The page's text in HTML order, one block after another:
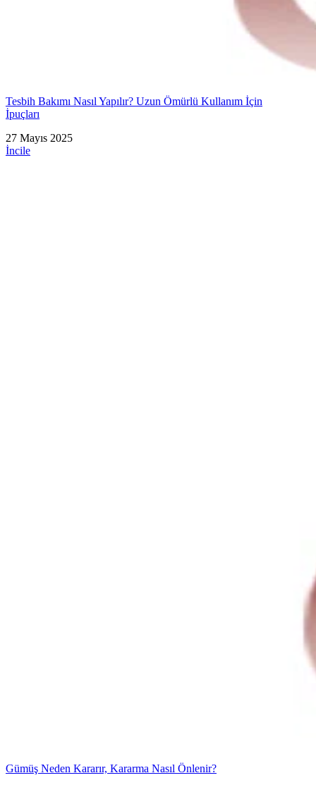
Tesbih Bakımı Nasıl Yapılır? Uzun Ömürlü Kullanım İçin
İpuçları
27 Mayıs 2025
İncile
Gümüş Neden Kararır, Kararma Nasıl Önlenir?